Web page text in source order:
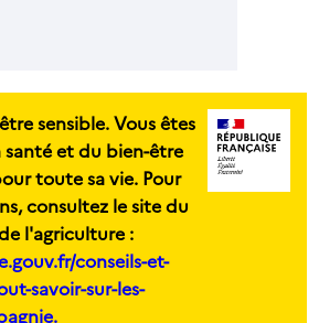
sensible. Vous êtes
santé et du bien-être
toute sa vie. Pour
consultez le site du
l'agriculture :
conseils-et-
savoir-sur-les-